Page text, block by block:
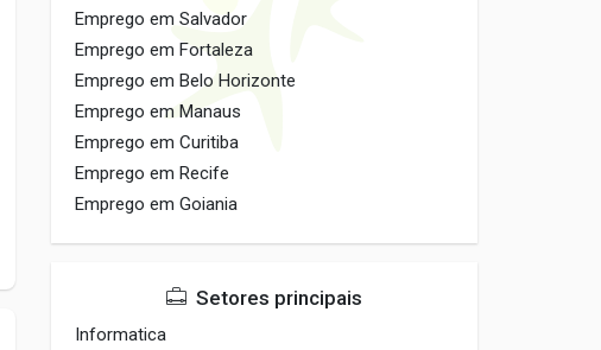
Emprego em Salvador
Emprego em Fortaleza
Emprego em Belo Horizonte
Emprego em Manaus
Emprego em Curitiba
Emprego em Recife
Emprego em Goiania
Setores principais
Informatica